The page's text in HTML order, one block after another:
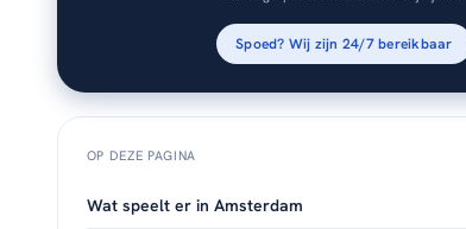
Spoed? Wij zijn 24/7 bereikbaar
OP DEZE PAGINA
Wat speelt er in Amsterdam